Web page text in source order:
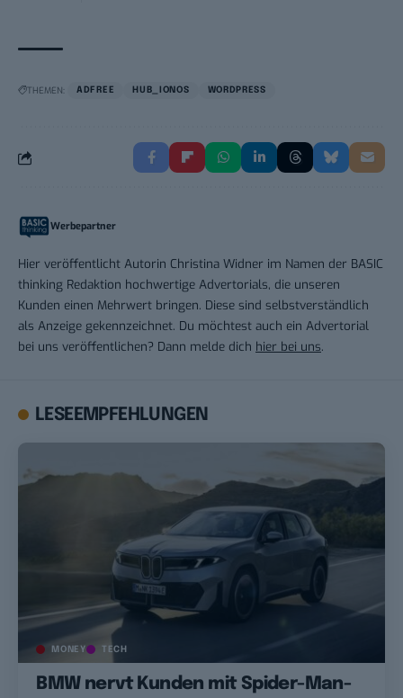
THEMEN: ADFREE HUB_IONOS WORDPRESS
Werbepartner
Hier veröffentlicht Autorin Christina Widner im Namen der BASIC
thinking Redaktion hochwertige Advertorials, die unseren
Kunden einen Mehrwert bringen. Diese sind selbstverständlich
als Anzeige gekennzeichnet. Du möchtest auch ein Advertorial
bei uns veröffentlichen? Dann melde dich hier bei uns.
LESEEMPFEHLUNGEN
MONEY TECH
BMW nervt Kunden mit Spider-Man-